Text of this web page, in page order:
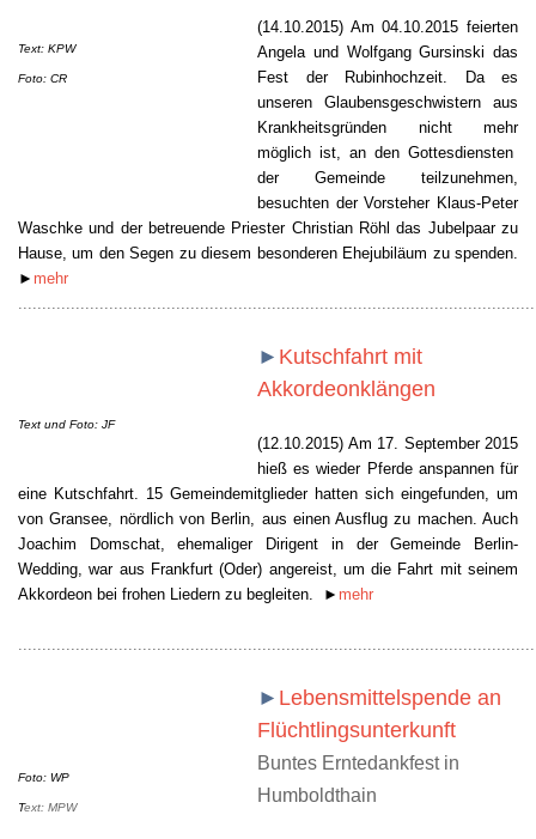
Text: KPW
Foto: CR
(14.10.2015) Am 04.10.2015 feierten
Angela und Wolfgang Gursinski das
Fest der Rubinhochzeit. Da es
unseren Glaubensgeschwistern aus
Krankheitsgründen nicht mehr
möglich ist, an den Gottesdiensten
der Gemeinde teilzunehmen,
besuchten der Vorsteher Klaus-Peter
Waschke und der betreuende Priester Christian Röhl das Jubelpaar zu
Hause, um den Segen zu diesem besonderen Ehejubiläum zu spenden.
► mehr
Text und Foto: JF
► Kutschfahrt mit
Akkordeonklängen
(12.10.2015) Am 17. September 2015
hieß es wieder Pferde anspannen für
eine Kutschfahrt. 15 Gemeindemitglieder hatten sich eingefunden, um
von Gransee, nördlich von Berlin, aus einen Ausflug zu machen. Auch
Joachim Domschat, ehemaliger Dirigent in der Gemeinde Berlin-
Wedding, war aus Frankfurt (Oder) angereist, um die Fahrt mit seinem
Akkordeon bei frohen Liedern zu begleiten.
► mehr
Foto: WP
Text: MPW
► Lebensmittelspende an
Flüchtlingsunterkunft
Buntes Erntedankfest in
Humboldthain